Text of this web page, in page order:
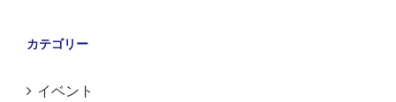
カテゴリー
イベント